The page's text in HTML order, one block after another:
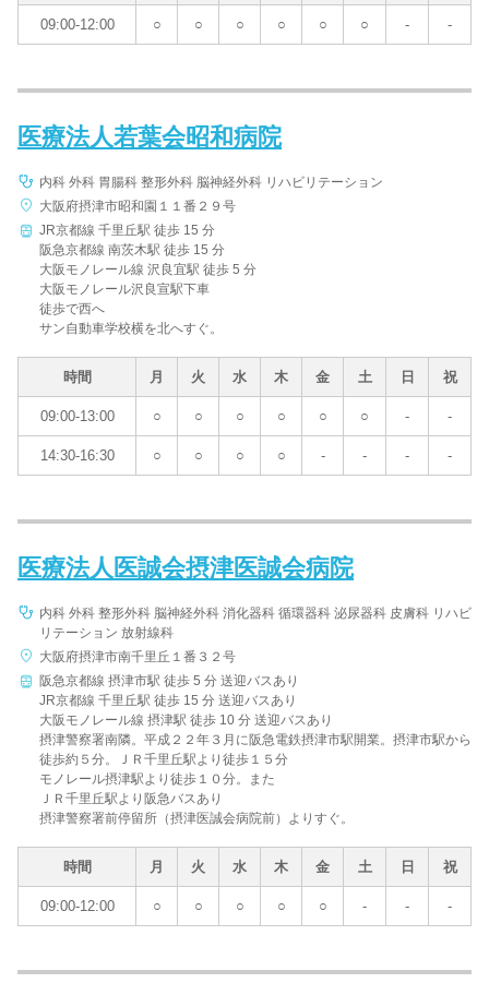
09:00-12:00 ○ ○ ○ ○ ○ ○ - -
医療法人若葉会昭和病院
内科 外科 胃腸科 整形外科 脳神経外科 リハビリテーション
大阪府摂津市昭和園１１番２９号
JR京都線 千里丘駅 徒歩 15 分
阪急京都線 南茨木駅 徒歩 15 分
大阪モノレール線 沢良宜駅 徒歩 5 分
大阪モノレール沢良宣駅下車
徒歩で西へ
サン自動車学校横を北へすぐ。
時間 月 火 水 木 金 土 日 祝
09:00-13:00 ○ ○ ○ ○ ○ ○ - -
14:30-16:30 ○ ○ ○ ○ - - - -
医療法人医誠会摂津医誠会病院
内科 外科 整形外科 脳神経外科 消化器科 循環器科 泌尿器科 皮膚科 リハビ
リテーション 放射線科
大阪府摂津市南千里丘１番３２号
阪急京都線 摂津市駅 徒歩 5 分 送迎バスあり
JR京都線 千里丘駅 徒歩 15 分 送迎バスあり
大阪モノレール線 摂津駅 徒歩 10 分 送迎バスあり
摂津警察署南隣。平成２２年３月に阪急電鉄摂津市駅開業。摂津市駅から
徒歩約５分。ＪＲ千里丘駅より徒歩１５分
モノレール摂津駅より徒歩１０分。また
ＪＲ千里丘駅より阪急バスあり
摂津警察署前停留所（摂津医誠会病院前）よりすぐ。
時間 月 火 水 木 金 土 日 祝
09:00-12:00 ○ ○ ○ ○ ○ - - -